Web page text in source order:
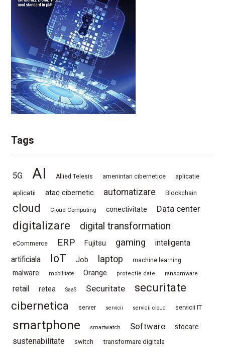
Tags
5G AI Allied Telesis amenintari cibernetice aplicatie
aplicatii atac cibernetic automatizare Blockchain
cloud Cloud Computing conectivitate Data center
digitalizare digital transformation
eCommerce ERP Fujitsu gaming
inteligenta
artificiala
IoT Job laptop machine learning
malware mobilitate Orange protectie date ransomware
retail retea SaaS Securitate
securitate
cibernetica
server servicii servicii cloud servicii IT
smartphone smartwatch Software stocare
sustenabilitate switch transformare digitala